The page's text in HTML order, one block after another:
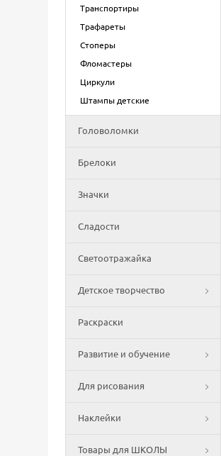
Транспортиры
Трафареты
Стоперы
Фломастеры
Циркули
Штампы детские
Головоломки
Брелоки
Значки
Сладости
Светоотражайка
Детское творчество
Раскраски
Развитие и обучение
Для рисования
Наклейки
Товары для ШКОЛЫ